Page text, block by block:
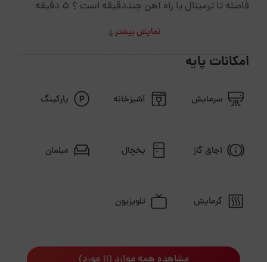
فاصله تا ترمینال یا راه آهن چنددقیقه است ؟ 5 دقیقه
نمایش بیشتر
امکانات پایه
سرمایش آشپزخانه پارکینگ
اجاق گاز یخچال مبلمان
گرمایش تلویزیون